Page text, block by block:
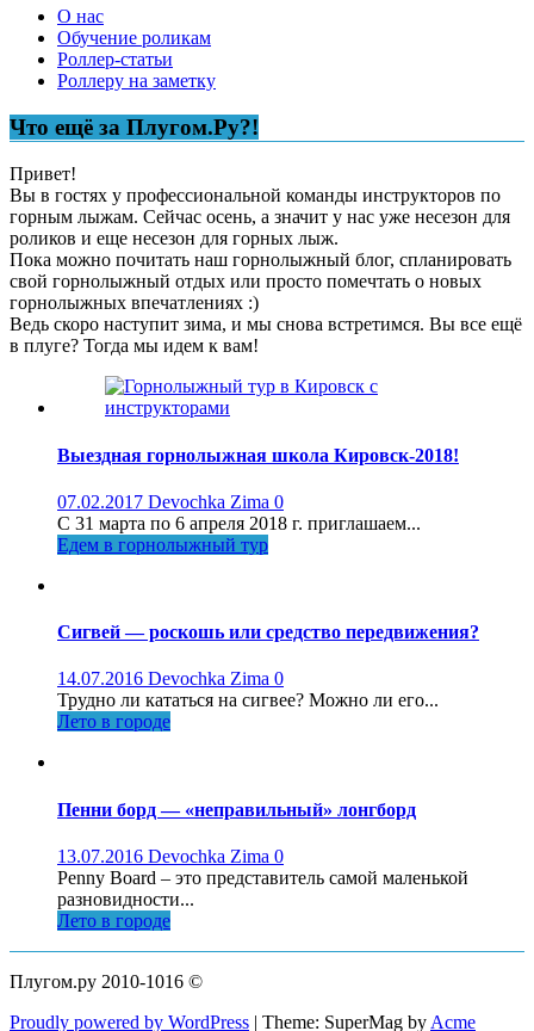
О нас
Обучение роликам
Роллер-статьи
Роллеру на заметку
Что ещё за Плугом.Ру?!
Привет!
Вы в гостях у профессиональной команды инструкторов по
горным лыжам. Сейчас осень, а значит у нас уже несезон для
роликов и еще несезон для горных лыж.
Пока можно почитать наш горнолыжный блог, спланировать
свой горнолыжный отдых или просто помечтать о новых
горнолыжных впечатлениях :)
Ведь скоро наступит зима, и мы снова встретимся. Вы все ещё
в плуге? Тогда мы идем к вам!
Выездная горнолыжная школа Кировск-2018!
07.02.2017 Devochka Zima 0
С 31 марта по 6 апреля 2018 г. приглашаем...
Едем в горнолыжный тур
Сигвей — роскошь или средство передвижения?
14.07.2016 Devochka Zima 0
Трудно ли кататься на сигвее? Можно ли его...
Лето в городе
Пенни борд — «неправильный» лонгборд
13.07.2016 Devochka Zima 0
Penny Board – это представитель самой маленькой
разновидности...
Лето в городе
Плугом.ру 2010-1016 ©
Proudly powered by WordPress | Theme: SuperMag by Acme